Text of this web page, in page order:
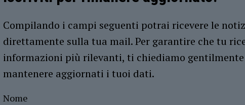
Compilando i campi seguenti potrai ricevere le
direttamente sulla tua mail. Per garantire che tu
informazioni più rilevanti, ti chiediamo
mantenere aggiornati i tuoi dati.
Nome